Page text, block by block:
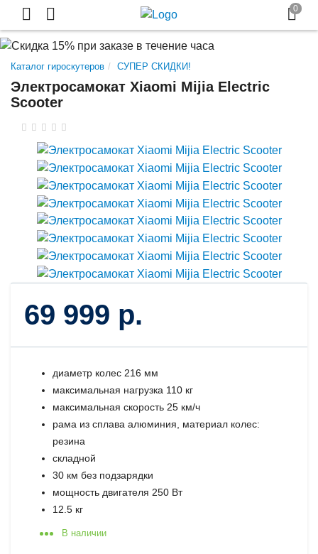
Каталог гироскутеров СУПЕР СКИДКИ!
Электросамокат Xiaomi Mijia Electric
Scooter
69 999 р.
диаметр колес 216 мм
максимальная нагрузка 110 кг
максимальная скорость 25 км/ч
рама из сплава алюминия, материал колес:
резина
складной
30 км без подзарядки
мощность двигателя 250 Вт
12.5 кг
В наличии